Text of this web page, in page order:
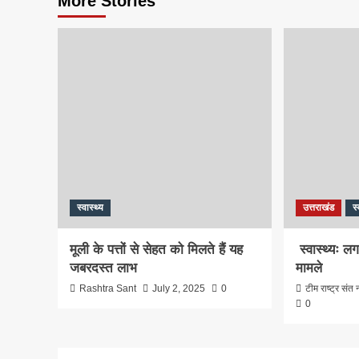
स्वास्थ्य
मूली के पत्तों से सेहत को मिलते हैं यह
जबरदस्त लाभ
Rashtra Sant July 2, 2025 0
उत्तराखंड
स्वास्थ्यः
मामले
टीम राष्ट्र संत
0